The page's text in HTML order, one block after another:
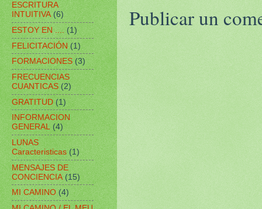
Publicar un
ESCRITURA
INTUITIVA (6)
ESTOY EN .... (1)
FELICITACIÓN (1)
FORMACIONES (3)
FRECUENCIAS
CUANTICAS (2)
GRATITUD (1)
INFORMACION
GENERAL (4)
LUNAS
Caracteristicas (1)
MENSAJES DE
CONCIENCIA (15)
MI CAMINO (4)